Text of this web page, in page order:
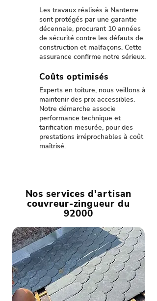
Les travaux réalisés à Nanterre
sont protégés par une garantie
décennale, procurant 10 années
de sécurité contre les défauts de
construction et malfaçons. Cette
assurance confirme notre sérieux.
Coûts optimisés
Experts en toiture, nous veillons à
maintenir des prix accessibles.
Notre démarche associe
performance technique et
tarification mesurée, pour des
prestations irréprochables à coût
maîtrisé.
Nos services d'artisan
couvreur-zingueur du
92000